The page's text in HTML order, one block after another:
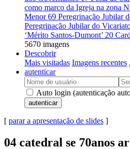
como marco da Igreja na zona
Menor69 Peregrinação Jubilar
Peregrinação Jubilar do
‘Mérito Santos-Dumont’ 20
5670 imagens
Descobrir
Mais visitadas Imagens recentes
autenticar
Auto login (autenticação
autenticar
[ parar a apresentação de slides ]
04 catedral se 70anos